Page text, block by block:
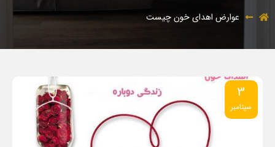
عوارض اهدای خون چیست
3
سپتامبر